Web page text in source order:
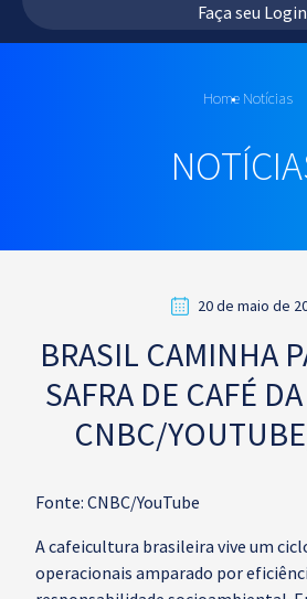
Faça seu Login
Home Notícias
20 de maio de
BRASIL CAMINHA
SAFRA DE CAFÉ
CNBC/
Fonte: CNBC/YouTube
A cafeicultura brasileira vive um
operacionais amparado por